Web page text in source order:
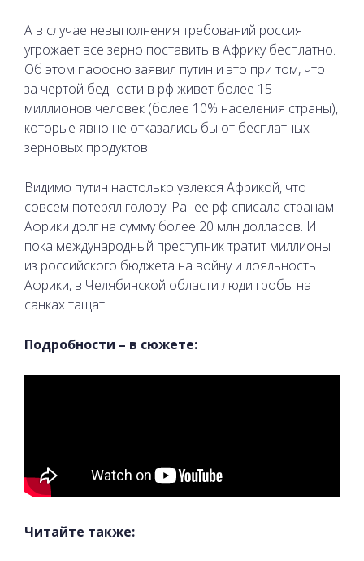
А в случае невыполнения требований россия
угрожает все зерно поставить в Африку бесплатно.
Об этом пафосно заявил путин и это при том, что
за чертой бедности в рф живет более 15
миллионов человек (более 10% населения страны),
которые явно не отказались бы от бесплатных
зерновых продуктов.
Видимо путин настолько увлекся Африкой, что
совсем потерял голову. Ранее рф списала странам
Африки долг на сумму более 20 млн долларов. И
пока международный преступник тратит миллионы
из российского бюджета на войну и лояльность
Африки, в Челябинской области люди гробы на
санках тащат.
Подробности – в сюжете:
Читайте также: